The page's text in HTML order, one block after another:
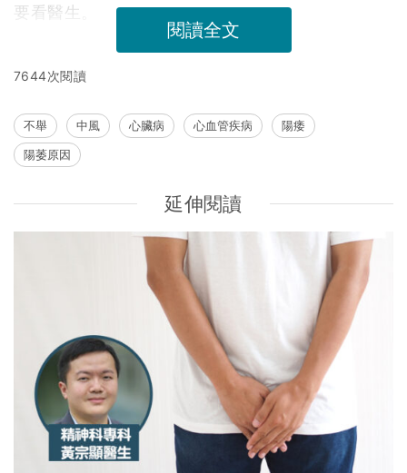
要看醫生。
閱讀全文
7644次閱讀
不舉 中風 心臟病 心血管疾病
陽痿
陽萎原因
延伸閱讀